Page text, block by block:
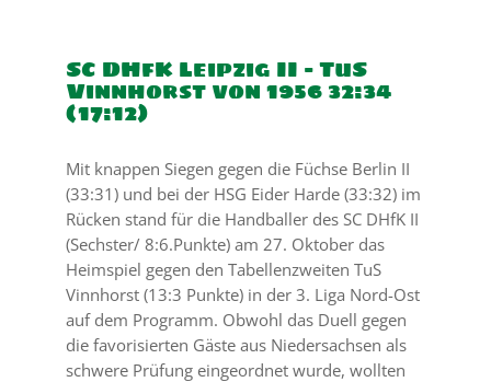
SC DHfK Leipzig II – TuS
Vinnhorst von 1956 32:34
(17:12)
Mit knappen Siegen gegen die Füchse Berlin II
(33:31) und bei der HSG Eider Harde (33:32) im
Rücken stand für die Handballer des SC DHfK II
(Sechster/ 8:6.Punkte) am 27. Oktober das
Heimspiel gegen den Tabellenzweiten TuS
Vinnhorst (13:3 Punkte) in der 3. Liga Nord-Ost
auf dem Programm. Obwohl das Duell gegen
die favorisierten Gäste aus Niedersachsen als
schwere Prüfung eingeordnet wurde, wollten